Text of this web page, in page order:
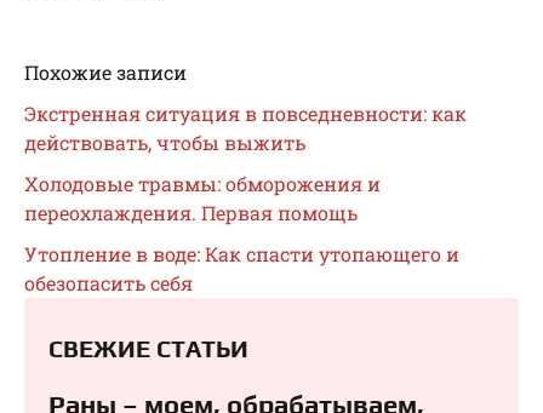
Похожие записи
Экстренная ситуация в повседневности: как
действовать, чтобы выжить
Холодовые травмы: обморожения и
переохлаждения. Первая помощь
Утопление в воде: Как спасти утопающего и
обезопасить себя
СВЕЖИЕ СТАТЬИ
Раны – моем, обрабатываем,